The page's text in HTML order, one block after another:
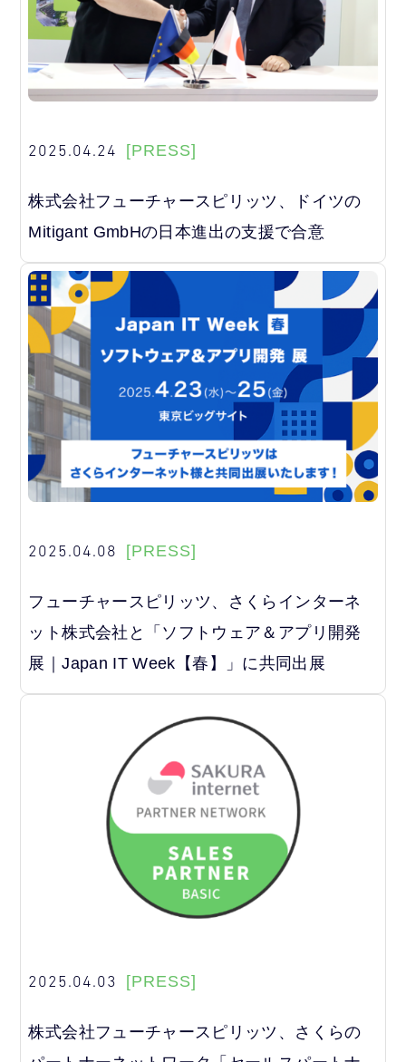
2025.04.24 [PRESS]
株式会社フューチャースピリッツ、ドイツの
Mitigant GmbHの日本進出の支援で合意
2025.04.08 [PRESS]
フューチャースピリッツ、さくらインターネ
ット株式会社と「ソフトウェア＆アプリ開発
展｜Japan IT Week【春】」に共同出展
2025.04.03 [PRESS]
株式会社フューチャースピリッツ、さくらの